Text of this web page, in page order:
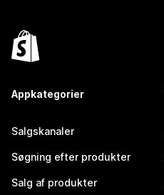
Appkategorier
Salgskanaler
Søgning efter produkter
Salg af produkter